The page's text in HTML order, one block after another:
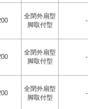
全閉外扇型
脚取付型
-
全閉外扇型
脚取付型
-
全閉外扇型
脚取付型
-